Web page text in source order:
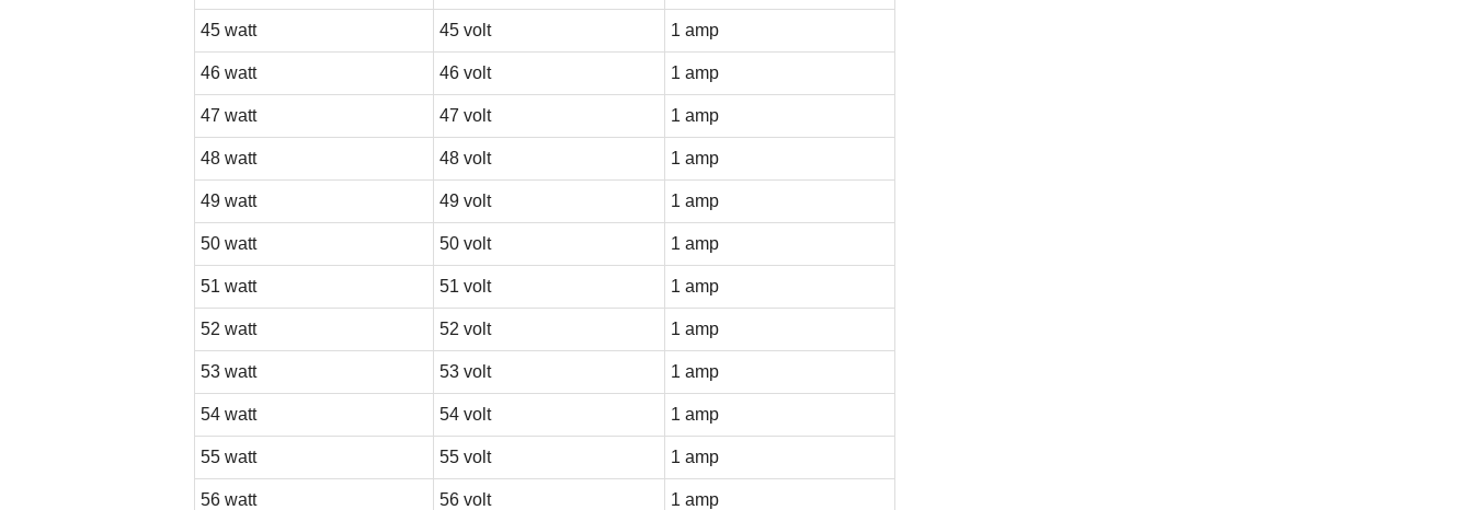
45 watt 45 volt 1 amp
46 watt 46 volt 1 amp
47 watt 47 volt 1 amp
48 watt 48 volt 1 amp
49 watt 49 volt 1 amp
50 watt 50 volt 1 amp
51 watt 51 volt 1 amp
52 watt 52 volt 1 amp
53 watt 53 volt 1 amp
54 watt 54 volt 1 amp
55 watt 55 volt 1 amp
56 watt 56 volt 1 amp